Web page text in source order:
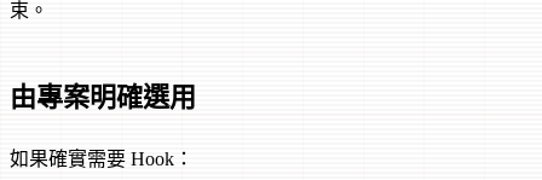
束。
由專案明確選用
如果確實需要 Hook：